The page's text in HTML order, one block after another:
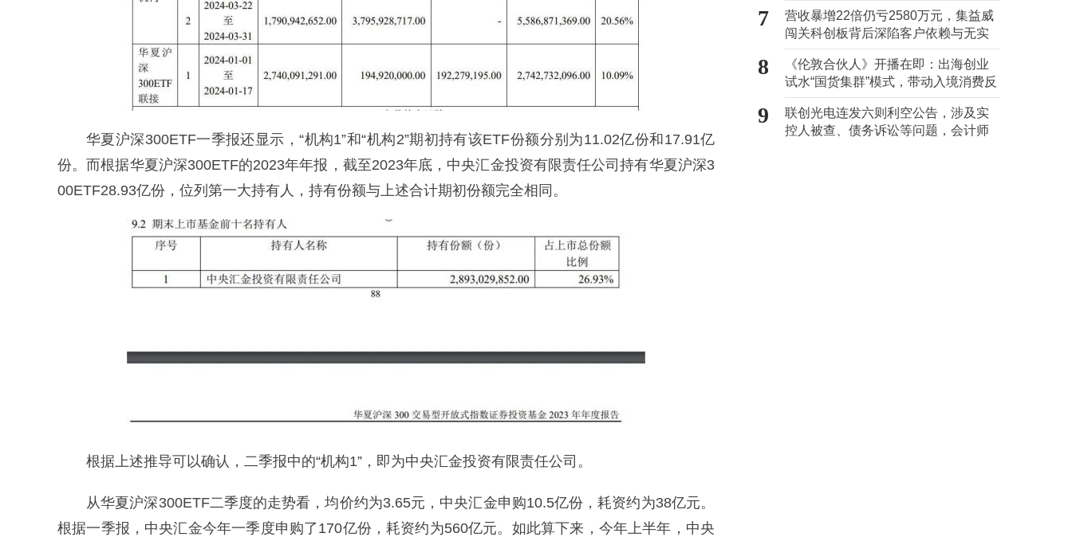
华夏沪深300ETF一季报还显示，“机构1”和“机构2”期初持有该ETF份额分别为11.02亿份和17.91亿
份。而根据华夏沪深300ETF的2023年年报，截至2023年底，中央汇金投资有限责任公司持有华夏沪深3
00ETF28.93亿份，位列第一大持有人，持有份额与上述合计期初份额完全相同。
根据上述推导可以确认，二季报中的“机构1”，即为中央汇金投资有限责任公司。
从华夏沪深300ETF二季度的走势看，均价约为3.65元，中央汇金申购10.5亿份，耗资约为38亿元。
根据一季报，中央汇金今年一季度申购了170亿份，耗资约为560亿元。如此算下来，今年上半年，中央
7
营收暴增22倍仍亏2580万元，集益威
闯关科创板背后深陷客户依赖与无实
控人困局
8
《伦敦合伙人》开播在即：出海创业
试水“国货集群”模式，带动入境消费反
向种草
9
联创光电连发六则利空公告，涉及实
控人被查、债务诉讼等问题，会计师